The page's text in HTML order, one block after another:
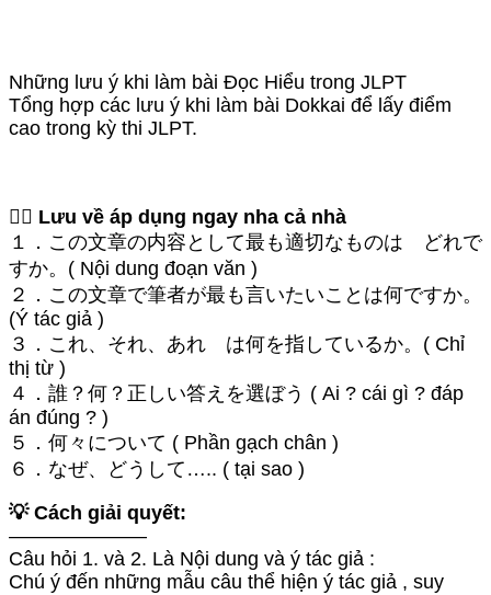
Những lưu ý khi làm bài Đọc Hiểu trong JLPT
Tổng hợp các lưu ý khi làm bài Dokkai để lấy điểm
cao trong kỳ thi JLPT.
👉🏻 Lưu về áp dụng ngay nha cả nhà
１．この文章の内容として最も適切なものは どれで
すか。( Nội dung đoạn văn )
２．この文章で筆者が最も言いたいことは何ですか。
(Ý tác giả )
３．これ、それ、あれ は何を指しているか。( Chỉ
thị từ )
４．誰？何？正しい答えを選ぼう ( Ai ? cái gì ? đáp
án đúng ? )
５．何々について ( Phần gạch chân )
６．なぜ、どうして….. ( tại sao )
💡 Cách giải quyết:
———————
Câu hỏi 1. và 2. Là Nội dung và ý tác giả :
Chú ý đến những mẫu câu thể hiện ý tác giả , suy